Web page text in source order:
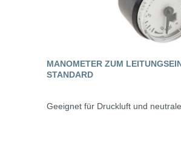
MANOMETER ZUM
STANDARD
Geeignet für Druckluft und neutrale